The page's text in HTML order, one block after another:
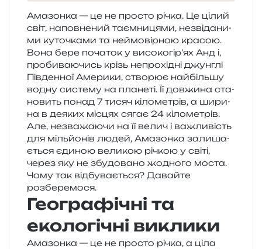
Амазонка — це не про­сто річка. Це цілий
світ, напов­не­ний таєм­ни­ця­ми, незві­да­ни­
ми куто­чка­ми та неймо­вір­ною кра­сою.
Вона бере поча­ток у висо­ко­гі­р’ях Анд і,
про­би­ва­ю­чись крізь непро­хі­дні джун­глі
Південної Америки, ство­рює най­біль­шу
водну систе­му на пла­не­ті. Її дов­жи­на ста­
но­вить понад 7 тисяч кіло­ме­трів, а шири­
на в деяких місцях сягає 24 кіло­ме­трів.
Але, незва­жа­ю­чи на її велич і важли­вість
для міль­йо­нів людей, Амазонка зали­ша­
є­ться єди­ною вели­кою річкою у світі,
через яку не збу­до­ва­но жодно­го моста.
Чому так від­бу­ва­є­ться? Давайте
розберемося.
Географічні та
екологічні виклики
Амазонка — це не про­сто річка, а ціла